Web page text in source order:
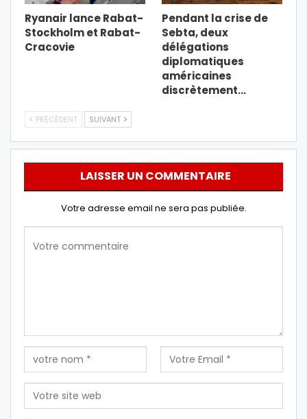
Ryanair lance Rabat-
Stockholm et Rabat-
Cracovie
Pendant la crise de
Sebta, deux
délégations
diplomatiques
américaines
discrètement…
PRÉCÉDENT SUIVANT
LAISSER UN COMMENTAIRE
Votre adresse email ne sera pas publiée.